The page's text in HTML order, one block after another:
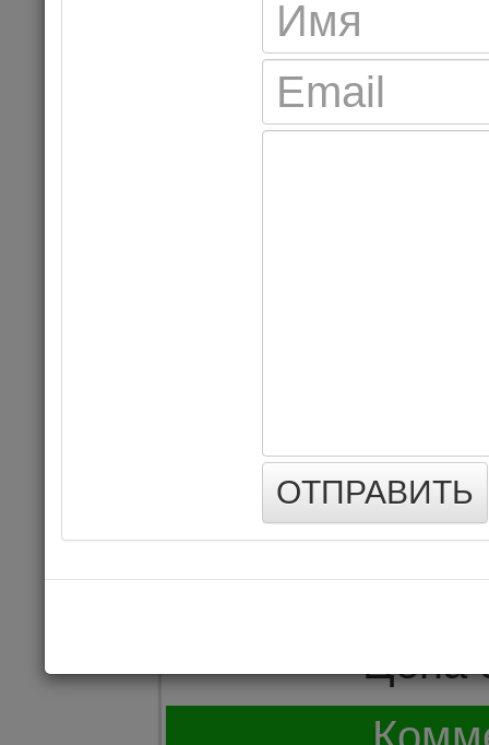
Цена
ОТПРАВИТЬ